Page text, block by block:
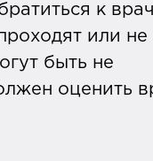
к
или не
быть не
оценить